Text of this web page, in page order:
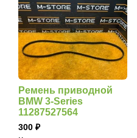
Ремень приводной
BMW 3-Series
11287527564
300